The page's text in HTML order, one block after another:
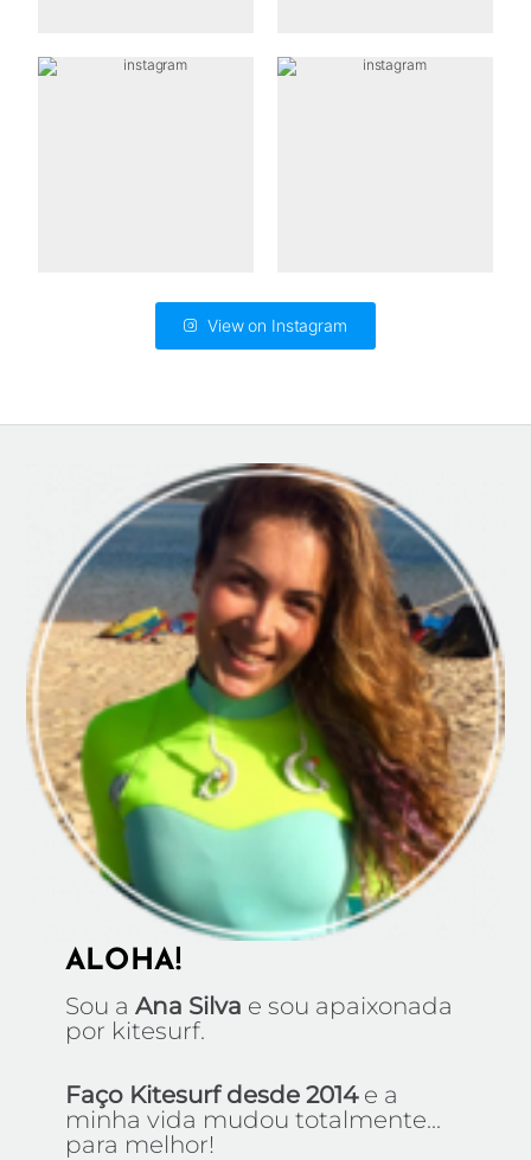
View on Instagram
ALOHA!
Sou a Ana Silva e sou apaixonada
por kitesurf.
Faço Kitesurf desde 2014e a
minha vida mudou totalmente...
para melhor!